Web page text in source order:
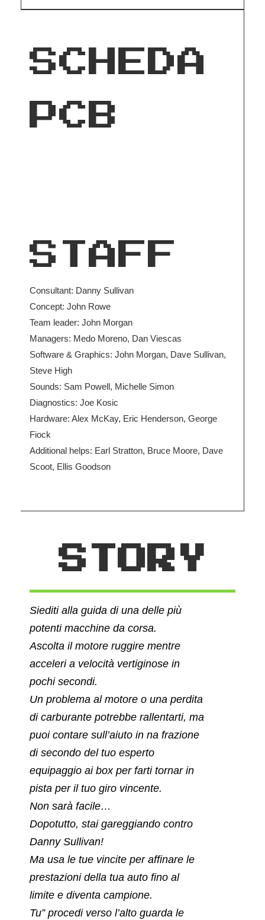
SCHEDA
PCB
STAFF
Consultant: Danny Sullivan
Concept: John Rowe
Team leader: John Morgan
Managers: Medo Moreno, Dan Viescas
Software & Graphics: John Morgan, Dave Sullivan,
Steve High
Sounds: Sam Powell, Michelle Simon
Diagnostics: Joe Kosic
Hardware: Alex McKay, Eric Henderson, George
Fiock
Additional helps: Earl Stratton, Bruce Moore, Dave
Scoot, Ellis Goodson
STORY
Siediti alla guida di una delle più
potenti macchine da corsa.
Ascolta il motore ruggire mentre
acceleri a velocità vertiginose in
pochi secondi.
Un problema al motore o una perdita
di carburante potrebbe rallentarti, ma
puoi contare sull’aiuto in na frazione
di secondo del tuo esperto
equipaggio ai box per farti tornar in
pista per il tuo giro vincente.
Non sarà facile…
Dopotutto, stai gareggiando contro
Danny Sullivan!
Ma usa le tue vincite per affinare le
prestazioni della tua auto fino al
limite e diventa campione.
Tu” procedi verso l’alto guarda le